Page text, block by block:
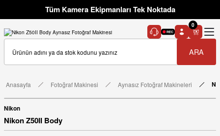
Tüm Kamera Ekipmanları Tek Noktada
ARA
0
Anasayfa Fotoğraf Makinesi Aynasız Fotoğraf Makineleri
Nikon
Nikon Z50II Body